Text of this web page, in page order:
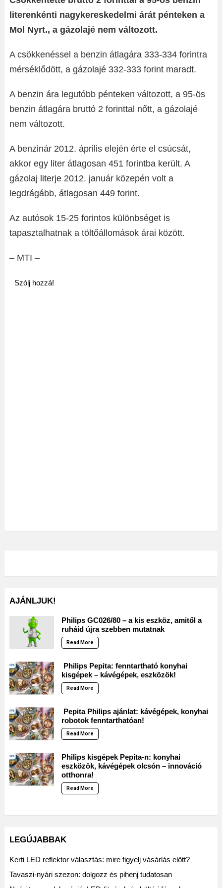
literenkénti nagykereskedelmi árát pénteken a
Mol Nyrt., a gázolajé nem változott.
A csökkenéssel a benzin átlagára 333-334 forintra
mérséklődött, a gázolajé 332-333 forint maradt.
A benzin ára legutóbb pénteken változott, a 95-ös
benzin átlagára bruttó 2 forinttal nőtt, a gázolajé
nem változott.
A benzinár 2012. április elején érte el csúcsát,
akkor egy liter átlagosan 451 forintba került. A
gázolaj literje 2012. január közepén volt a
legdrágább, átlagosan 449 forint.
Az autósok 15-25 forintos különbséget is
tapasztalhatnak a töltőállomások árai között.
– MTI –
Szólj hozzá!
AJÁNLJUK!
Philips GC026/80 – a kis eszköz, amitől a
ruháid újra szebben mutatnak
Read More
Philips Pepita: fenntartható konyhai
kisgépek – kávégépek, eszközök!
Read More
Pepita Philips ajánlat: kávégépek, konyhai
robotok fenntarthatóan!
Read More
Philips kisgépek Pepita-n: konyhai
eszközök, kávégépek olcsón – innováció
otthonra!
Read More
LEGÚJABBAK
Kerti LED reflektor választás: mire figyelj vásárlás előtt?
Tavaszi-nyári szezon: dolgozz és pihenj tudatosan